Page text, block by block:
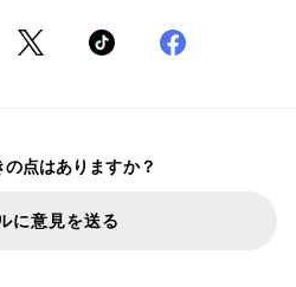
点はありますか？
に意見を送る